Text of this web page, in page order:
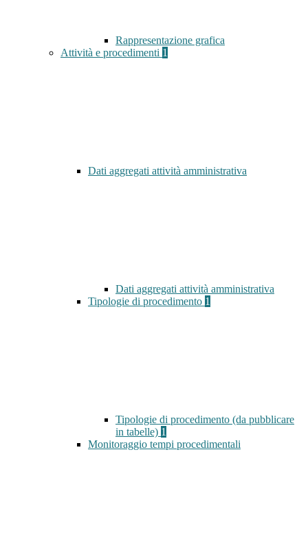
Rappresentazione grafica
Attività e procedimenti 1
Dati aggregati attività amministrativa
Dati aggregati attività amministrativa
Tipologie di procedimento 1
Tipologie di procedimento (da pubblicare
in tabelle) 1
Monitoraggio tempi procedimentali